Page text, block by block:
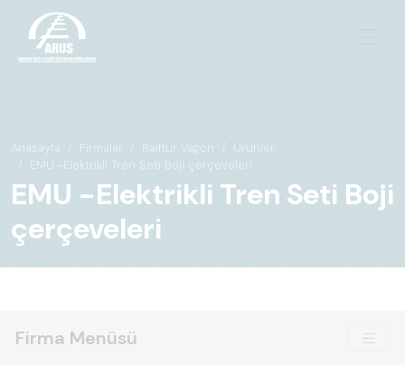
Anasayfa Firmalar Railtur Vagon
Ürünler
EMU -Elektrikli Tren Seti Boji çerçeveleri
EMU -Elektrikli Tren Seti Boji
çerçeveleri
Firma Menüsü